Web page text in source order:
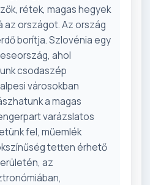
rétek, magas hegyek
országot. Az ország
borítja. Szlovénia egy
ahol
csodaszép
városokban
a magas
varázslatos
fel, műemlék
tetten érhető
az